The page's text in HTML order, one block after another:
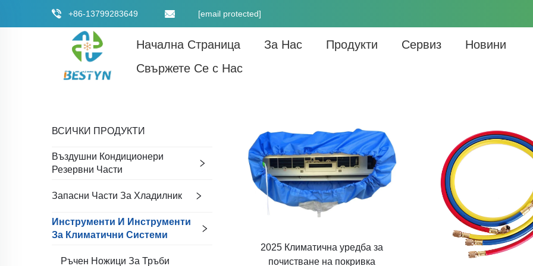
+86-13799283649 [email protected]
Начална Страница За Нас Продукти Сервиз
Новини
Свържете Се с Нас
ВСИЧКИ ПРОДУКТИ
Въздушни Кондиционери
Резервни Части
Запасни Части За Хладилник
Инструменти И Инструменти
За Климатични Системи
Ръчен Ножици За Тръби
2025 Климатична уредба за
почистване на покривка